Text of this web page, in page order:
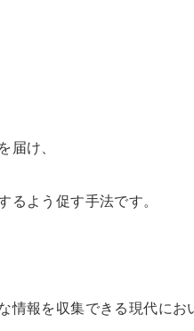
け、
よう促す手法です。
報を収集できる現代にお